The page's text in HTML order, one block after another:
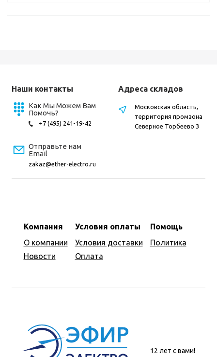
Наши контакты
Как Мы Можем Вам
Помочь?
+7 (495) 241-19-42
Отправьте нам
Email
zakaz@ether-electro.ru
Компания
О компании
Новости
Условия оплаты
Условия доставки
Оплата
Помощь
Политика
Адреса складов
Московская область,
территория промзона
Северное Торбеево 3
12 лет с вами!